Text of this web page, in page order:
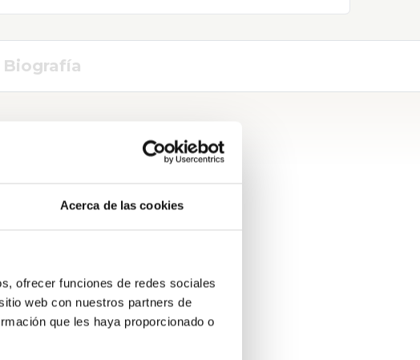
Acerca de las cookies
ofrecer funciones de redes sociales
web con nuestros partners de
que les haya proporcionado o
Biografía